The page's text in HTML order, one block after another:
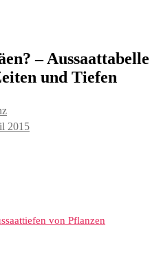
– Aussaattabelle
und Tiefen
2015
von Pflanzen